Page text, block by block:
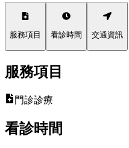
服務項目 看診時間 交通資訊
服務項目
門診診療
看診時間